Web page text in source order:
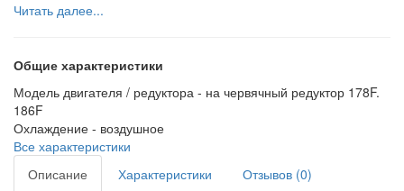
Читать далее...
Общие характеристики
Модель двигателя / редуктора - на червячный редуктор 178F.
186F
Охлаждение - воздушное
Все характеристики
Описание
Характеристики Отзывов (0)